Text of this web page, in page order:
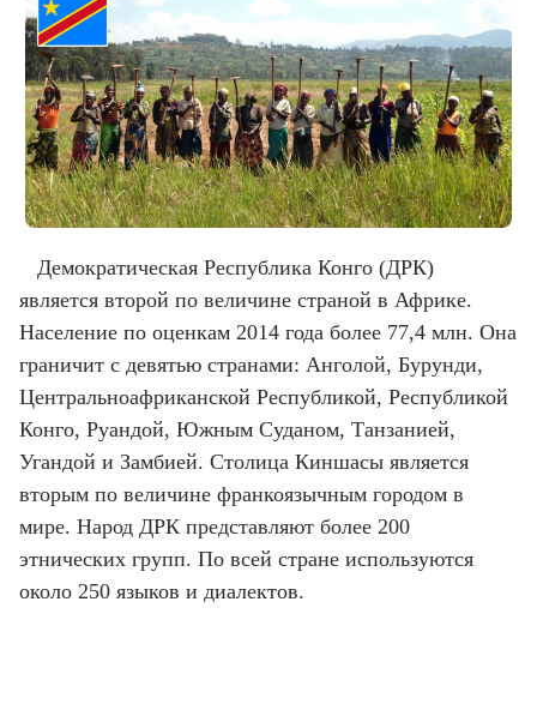
Демократическая Республика Конго (ДРК)
является второй по величине страной в Африке.
Население по оценкам 2014 года более 77,4 млн. Она
граничит с девятью странами: Анголой, Бурунди,
Центральноафриканской Республикой, Республикой
Конго, Руандой, Южным Суданом, Танзанией,
Угандой и Замбией. Столица Киншасы является
вторым по величине франкоязычным городом в
мире. Народ ДРК представляют более 200
этнических групп. По всей стране используются
около 250 языков и диалектов.